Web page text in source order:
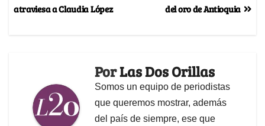
del oro de Antioquia
atraviesa a Claudia López
PorLas Dos Orillas
Somos un equipo de periodistas
que queremos mostrar, además
del país de siempre, ese que